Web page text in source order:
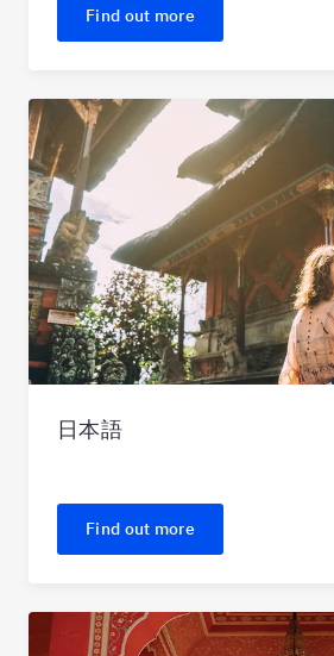
Find out more
日本語
Find out more